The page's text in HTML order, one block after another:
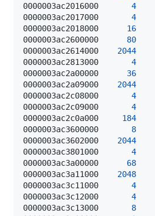
0000003ac2016000 4
0000003ac2017000 4
0000003ac2018000 16
0000003ac2600000 80
0000003ac2614000 2044
0000003ac2813000 4
0000003ac2a00000 36
0000003ac2a09000 2044
0000003ac2c08000 4
0000003ac2c09000 4
0000003ac2c0a000 184
0000003ac3600000 8
0000003ac3602000 2044
0000003ac3801000 4
0000003ac3a00000 68
0000003ac3a11000 2048
0000003ac3c11000 4
0000003ac3c12000 4
0000003ac3c13000 8